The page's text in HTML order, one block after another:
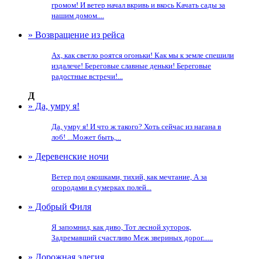
громом! И ветер начал вкривь и вкось Качать сады за
нашим домом....
» Возвращение из рейса
Ах, как светло роятся огоньки! Как мы к земле спешили
издалече! Береговые славные деньки! Береговые
радостные встречи!...
Д
» Да, умру я!
Да, умру я! И что ж такого? Хоть сейчас из нагана в
лоб! ...Может быть,...
» Деревенские ночи
Ветер под окошками, тихий, как мечтание, А за
огородами в сумерках полей...
» Добрый Филя
Я запомнил, как диво, Тот лесной хуторок,
Задремавший счастливо Меж звериных дорог......
» Дорожная элегия